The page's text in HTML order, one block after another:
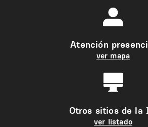
Atención
ver mapa
Otros sitios de la
ver listado